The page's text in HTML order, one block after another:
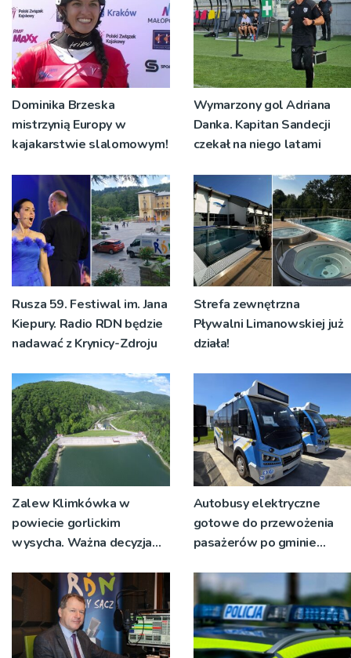
Dominika Brzeska
mistrzynią Europy w
kajakarstwie slalomowym!
Wymarzony gol Adriana
Danka. Kapitan Sandecji
czekał na niego latami
Rusza 59. Festiwal im. Jana
Kiepury. Radio RDN będzie
nadawać z Krynicy-Zdroju
Strefa zewnętrzna
Pływalni Limanowskiej już
działa!
Zalew Klimkówka w
powiecie gorlickim
wysycha. Ważna decyzja
Autobusy elektryczne
gotowe do przewożenia
pasażerów po gminie